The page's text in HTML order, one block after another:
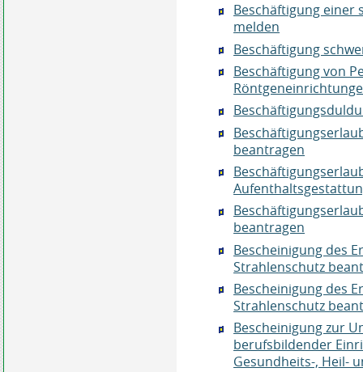
Beschäftigung einer
melden
Beschäftigung
Beschäftigung von
beantragen
beantragen
Bescheinigung des
Strahlenschutz
Bescheinigung des
Strahlenschutz
Bescheinigung zur
berufsbildender
Gesundheits-, Heil-